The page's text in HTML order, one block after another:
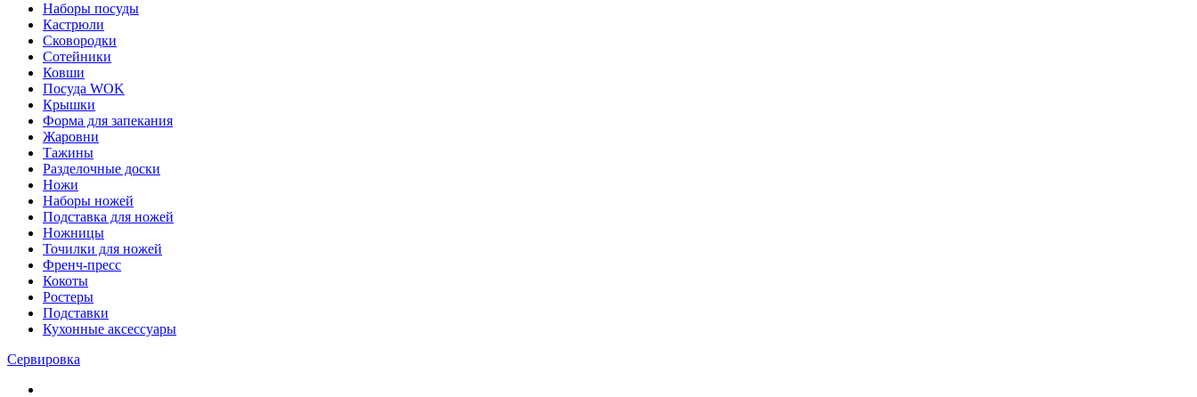
Наборы посуды
Кастрюли
Сковородки
Сотейники
Ковши
Посуда WOK
Крышки
Форма для запекания
Жаровни
Тажины
Разделочные доски
Ножи
Наборы ножей
Подставка для ножей
Ножницы
Точилки для ножей
Френч-пресс
Кокоты
Ростеры
Подставки
Кухонные аксессуары
Сервировка